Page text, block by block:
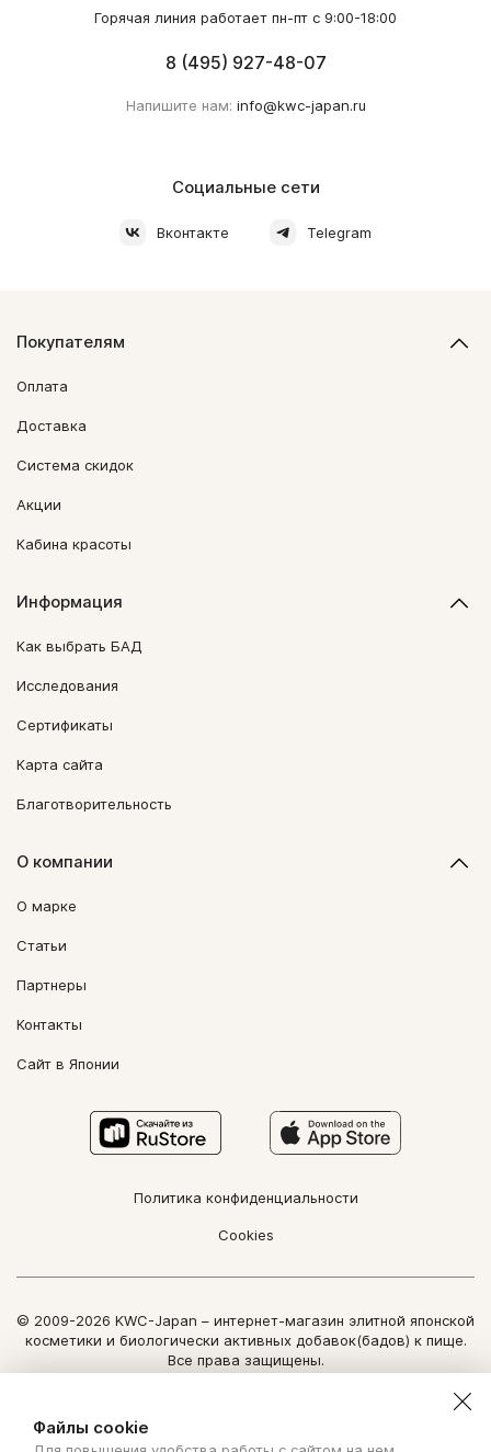
Горячая линия работает пн-пт с 9:00-18:00
8 (495) 927-48-07
Напишите нам: info@kwc-japan.ru
Социальные сети
Вконтакте Telegram
Покупателям
Оплата
Доставка
Система скидок
Акции
Кабина красоты
Информация
Как выбрать БАД
Исследования
Сертификаты
Карта сайта
Благотворительность
О компании
О марке
Статьи
Партнеры
Контакты
Сайт в Японии
Политика конфиденциальности
Cookies
© 2009-2026 KWC-Japan – интернет-магазин элитной японской
косметики и биологически активных добавок(бадов) к пище.
Все права защищены.
Файлы cookie